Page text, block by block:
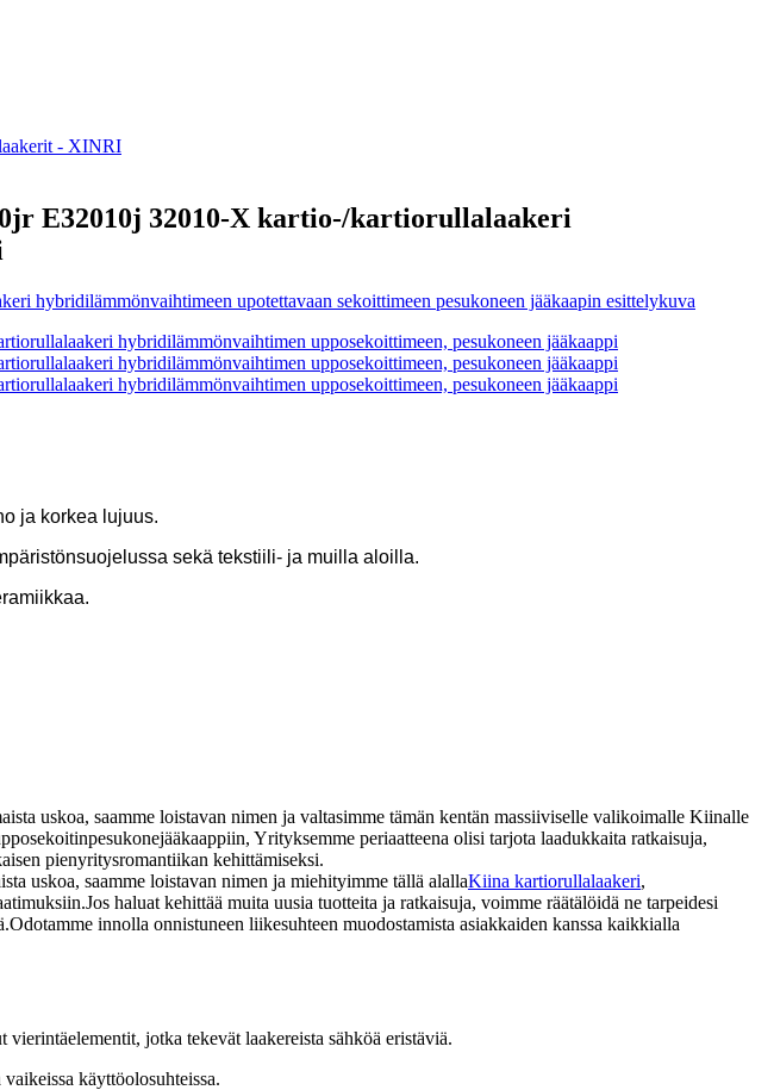
E32010j 32010-X kartio-/kartiorullalaakeri
ja korkea lujuus.
sekä tekstiili- ja muilla aloilla.
uskoa, saamme loistavan nimen ja valtasimme tämän kentän massiiviselle valikoimalle Kiinalle
Yrityksemme periaatteena olisi tarjota laadukkaita ratkaisuja,
pienyritysromantiikan kehittämiseksi.
uskoa, saamme loistavan nimen ja miehityimme tällä alallaKiina kartiorullalaakeri,
haluat kehittää muita uusia tuotteita ja ratkaisuja, voimme räätälöidä ne tarpeidesi
innolla onnistuneen liikesuhteen muodostamista asiakkaiden kanssa kaikkialla
jotka tekevät laakereista sähköä eristäviä.
käyttöolosuhteissa.